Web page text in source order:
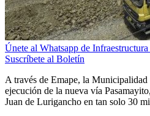
Únete al Whatsapp de
Suscríbete al Boletín
A través de Emape, la
ejecución de la nueva vía
Juan de Lurigancho en tan solo 30